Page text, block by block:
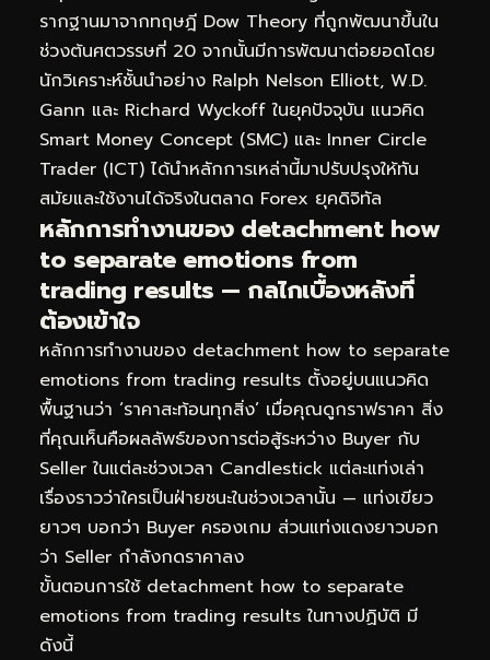
รากฐานมาจากทฤษฎี Dow Theory ที่ถูกพัฒนาขึ้นใน
ช่วงต้นศตวรรษที่ 20 จากนั้นมีการพัฒนาต่อยอดโดย
นักวิเคราะห์ชั้นนำอย่าง Ralph Nelson Elliott, W.D.
Gann และ Richard Wyckoff ในยุคปัจจุบัน แนวคิด
Smart Money Concept (SMC) และ Inner Circle
Trader (ICT) ได้นำหลักการเหล่านี้มาปรับปรุงให้ทัน
สมัยและใช้งานได้จริงในตลาด Forex ยุคดิจิทัล
หลักการทำงานของ detachment how
to separate emotions from
trading results — กลไกเบื้องหลังที่
ต้องเข้าใจ
หลักการทำงานของ detachment how to separate
emotions from trading results ตั้งอยู่บนแนวคิด
พื้นฐานว่า ‘ราคาสะท้อนทุกสิ่ง’ เมื่อคุณดูกราฟราคา สิ่ง
ที่คุณเห็นคือผลลัพธ์ของการต่อสู้ระหว่าง Buyer กับ
Seller ในแต่ละช่วงเวลา Candlestick แต่ละแท่งเล่า
เรื่องราวว่าใครเป็นฝ่ายชนะในช่วงเวลานั้น — แท่งเขียว
ยาวๆ บอกว่า Buyer ครองเกม ส่วนแท่งแดงยาวบอก
ว่า Seller กำลังกดราคาลง
ขั้นตอนการใช้ detachment how to separate
emotions from trading results ในทางปฏิบัติ มี
ดังนี้